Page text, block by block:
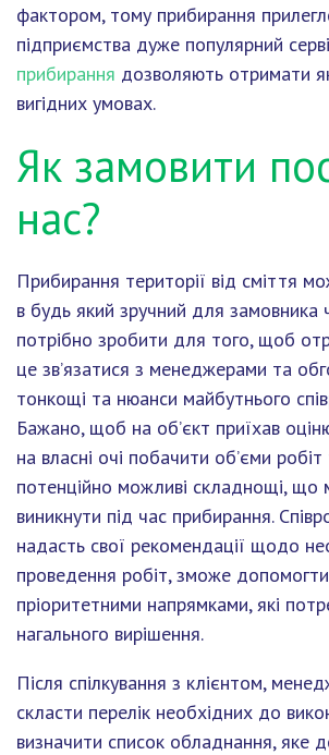
фактором, тому прибирання
підприємства дуже популярний
прибирання дозволяють отримати
вигідних умовах.
Як замовити
нас?
Прибирання території від сміття
в будь який зручний для замовника
потрібно зробити для того, щоб
це зв’язатися з менеджерами та
тонкощі та нюанси майбутнього
Бажано, щоб на об’єкт приїхав
на власні очі побачити об’єми
потенційно можливі складнощі, що
виникнути під час прибирання.
надасть свої рекомендації щодо
проведення робіт, зможе
пріоритетними напрямками, які
нагального вирішення.
Після спілкування з клієнтом,
скласти перелік необхідних до
визначити список обладнання, яке